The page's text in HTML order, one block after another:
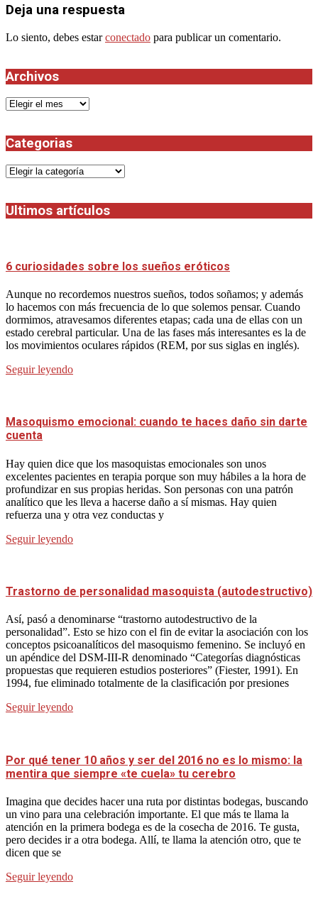
Deja una respuesta
Lo siento, debes estarconectado para publicar un comentario.
Archivos
Archivos
Categorias
Categorias
Ultimos artículos
6 curiosidades sobre los sueños eróticos
Aunque no recordemos nuestros sueños, todos soñamos; y además
lo hacemos con más frecuencia de lo que solemos pensar. Cuando
dormimos, atravesamos diferentes etapas; cada una de ellas con un
estado cerebral particular. Una de las fases más interesantes es la de
los movimientos oculares rápidos (REM, por sus siglas en inglés).
Seguir leyendo
Masoquismo emocional: cuando te haces daño sin darte
cuenta
Hay quien dice que los masoquistas emocionales son unos
excelentes pacientes en terapia porque son muy hábiles a la hora de
profundizar en sus propias heridas. Son personas con una patrón
analítico que les lleva a hacerse daño a sí mismas. Hay quien
refuerza una y otra vez conductas y
Seguir leyendo
Trastorno de personalidad masoquista (autodestructivo)
Así, pasó a denominarse “trastorno autodestructivo de la
personalidad”. Esto se hizo con el fin de evitar la asociación con los
conceptos psicoanalíticos del masoquismo femenino. Se incluyó en
un apéndice del DSM-III-R denominado “Categorías diagnósticas
propuestas que requieren estudios posteriores” (Fiester, 1991). En
1994, fue eliminado totalmente de la clasificación por presiones
Seguir leyendo
Por qué tener 10 años y ser del 2016 no es lo mismo: la
mentira que siempre «te cuela» tu cerebro
Imagina que decides hacer una ruta por distintas bodegas, buscando
un vino para una celebración importante. El que más te llama la
atención en la primera bodega es de la cosecha de 2016. Te gusta,
pero decides ir a otra bodega. Allí, te llama la atención otro, que te
dicen que se
Seguir leyendo